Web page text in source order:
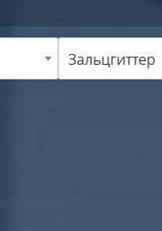
Зальцгиттер